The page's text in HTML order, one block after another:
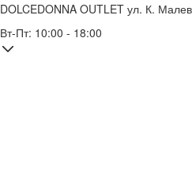
DOLCEDONNA OUTLET ул. К.
Вт-Пт: 10:00 - 18:00